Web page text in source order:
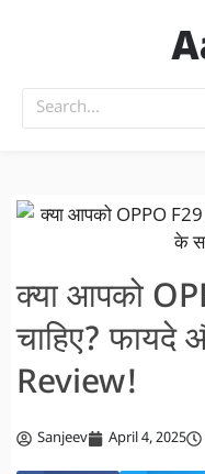
क्या आपको
चाहिए? फायदे
Review!
Sanjeev April 4, 2025